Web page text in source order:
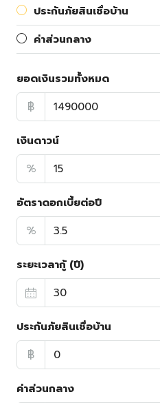
ประกันภัยสินเชื่อบ้าน
ค่าส่วนกลาง
ยอดเงินรวมทั้งหมด
฿
เงินดาวน์
%
อัตราดอกเบี้ยต่อปี
%
ระยะเวลากู้ (ปี)
ประกันภัยสินเชื่อบ้าน
฿
ค่าส่วนกลาง